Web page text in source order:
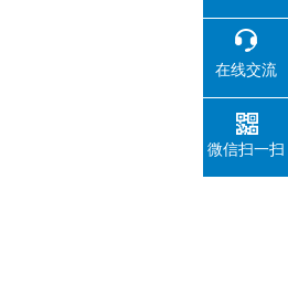
在线交流
微信扫一扫